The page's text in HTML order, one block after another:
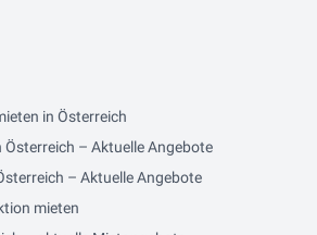
in Österreich
– Aktuelle Angebote
– Aktuelle Angebote
mieten